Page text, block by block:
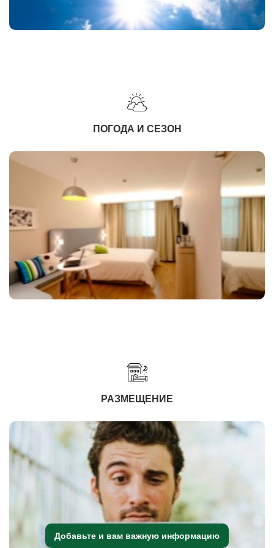
ПОГОДА И СЕЗОН
РАЗМЕЩЕНИЕ
Добавьте и вам важную информацию